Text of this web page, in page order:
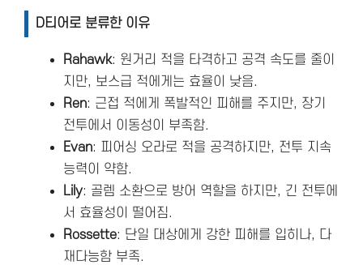
D티어로 분류한 이유
Rahawk: 원거리 적을 타격하고 공격 속도를 줄이
지만, 보스급 적에게는 효율이 낮음.
Ren: 근접 적에게 폭발적인 피해를 주지만, 장기
전투에서 이동성이 부족함.
Evan: 피어싱 오라로 적을 공격하지만, 전투 지속
능력이 약함.
Lily: 골렘 소환으로 방어 역할을 하지만, 긴 전투에
서 효율성이 떨어짐.
Rossette: 단일 대상에게 강한 피해를 입히나, 다
재다능함 부족.